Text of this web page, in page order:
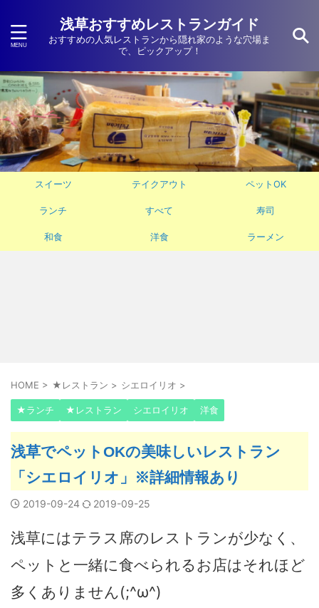
浅草おすすめレストランガイド
おすすめの人気レストランから隠れ家のような穴場ま
で、ピックアップ！
スイーツ テイクアウト ペットOK
ランチ すべて 寿司
和食 洋食 ラーメン
HOME > ★レストラン > シエロイリオ >
★ランチ ★レストラン シエロイリオ 洋食
浅草でペットOKの美味しいレストラン
「シエロイリオ」※詳細情報あり
2019-09-24 2019-09-25
浅草にはテラス席のレストランが少なく、
ペットと一緒に食べられるお店はそれほど
多くありません(;^ω^)